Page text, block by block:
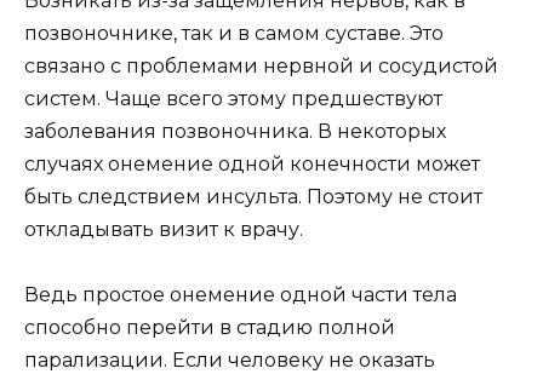
позвоночнике, так и в самом суставе. Это
связано с проблемами нервной и сосудистой
систем. Чаще всего этому предшествуют
заболевания позвоночника. В некоторых
случаях онемение одной конечности может
быть следствием инсульта. Поэтому не стоит
откладывать визит к врачу.
Ведь простое онемение одной части тела
способно перейти в стадию полной
парализации. Если человеку не оказать